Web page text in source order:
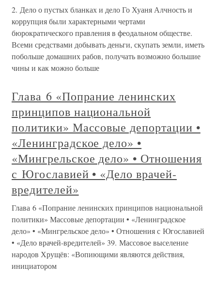
2. Дело о пустых бланках и дело Го Хуаня Алчность и
коррупция были характерными чертами
бюрократического правления в феодальном обществе.
Всеми средствами добывать деньги, скупать земли, иметь
побольше домашних рабов, получать возможно большие
чины и как можно больше
Глава 6 «Попрание ленинских
принципов национальной
политики» Массовые депортации •
«Ленинградское дело» •
«Мингрельское дело» • Отношения
с Югославией • «Дело врачей-
вредителей»
Глава 6 «Попрание ленинских принципов национальной
политики» Массовые депортации • «Ленинградское
дело» • «Мингрельское дело» • Отношения с Югославией
• «Дело врачей-вредителей» 39. Массовое выселение
народов Хрущёв: «Вопиющими являются действия,
инициатором